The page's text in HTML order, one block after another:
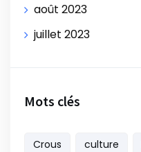
août 2023
juillet 2023
Mots clés
Crous culture